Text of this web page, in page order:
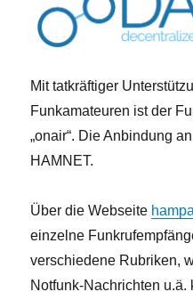
Mit tatkräftiger
Funkamateuren ist der
„onair“. Die Anbindung
HAMNET.
Über die Webseite
einzelne
verschiedene Rubriken,
Notfunk-Nachrichten